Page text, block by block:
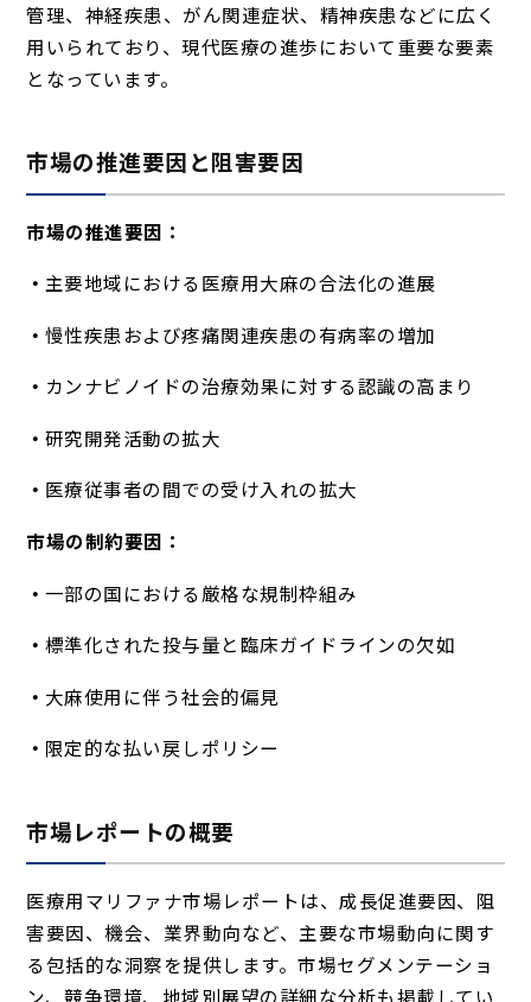
管理、神経疾患、がん関連症状、精神疾患などに広く
用いられており、現代医療の進歩において重要な要素
となっています。
市場の推進要因と阻害要因
市場の推進要因：
主要地域における医療用大麻の合法化の進展
慢性疾患および疼痛関連疾患の有病率の増加
カンナビノイドの治療効果に対する認識の高まり
研究開発活動の拡大
医療従事者の間での受け入れの拡大
市場の制約要因：
一部の国における厳格な規制枠組み
標準化された投与量と臨床ガイドラインの欠如
大麻使用に伴う社会的偏見
限定的な払い戻しポリシー
市場レポートの概要
医療用マリファナ市場レポートは、成長促進要因、阻
害要因、機会、業界動向など、主要な市場動向に関す
る包括的な洞察を提供します。市場セグメンテーショ
ン、競争環境、地域別展望の詳細な分析も掲載してい